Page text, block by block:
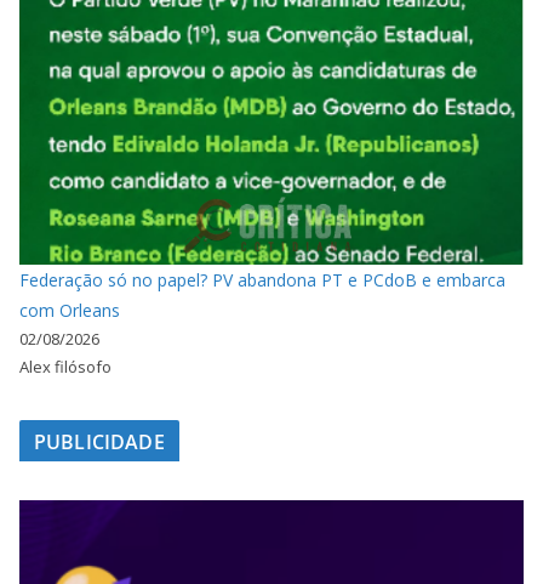
Federação só no papel? PV abandona PT e PCdoB e embarca
com Orleans
02/08/2026
Alex filósofo
PUBLICIDADE